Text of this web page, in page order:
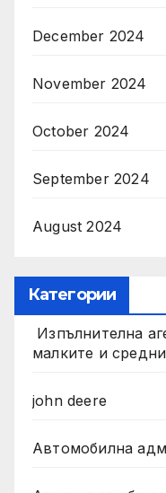
December 2024
November 2024
October 2024
September 2024
August 2024
Категории
Изпълнителна
малките и
john deere
Автомобилна